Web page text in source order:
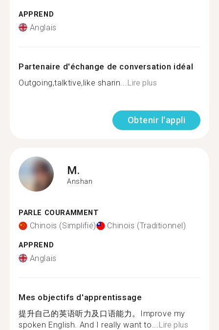
APPREND
Anglais
Partenaire d'échange de conversation idéal
Outgoing,talktive,like sharin... Lire plus
Obtenir l'appli
M.
Anshan
PARLE COURAMMENT
Chinois (Simplifié) Chinois (Traditionnel)
APPREND
Anglais
Mes objectifs d'apprentissage
提升自己的英语听力及口语能力。Improve my
spoken English. And I really want to... Lire plus